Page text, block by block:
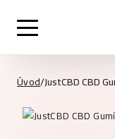
Úvod/JustCBD CBD